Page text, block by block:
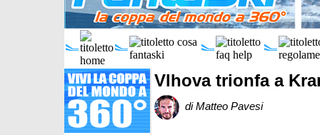
Vlhova trionfa a
di Matteo Pavesi